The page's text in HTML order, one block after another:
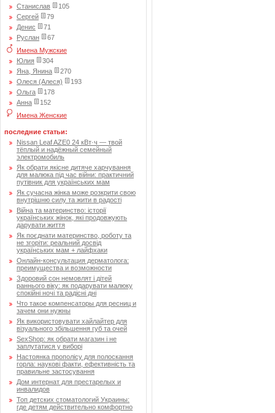
Станислав
105
Сергей
79
Денис
71
Руслан
67
Имена Мужские
Юлия
304
Яна, Янина
270
Олеся (Алеся)
193
Ольга
178
Анна
152
Имена Женские
последние статьи:
Nissan Leaf AZE0 24 кВт·ч — твой
тёплый и надёжный семейный
электромобиль
Як обрати якісне дитяче харчування
для малюка під час війни: практичний
путівник для українських мам
Як сучасна жінка може розкрити свою
внутрішню силу та жити в радості
Війна та материнство: історії
українських жінок, які продовжують
дарувати життя
Як поєднати материнство, роботу та
не згоріти: реальний досвід
українських мам + лайфхаки
Онлайн-консультация дерматолога:
преимущества и возможности
Здоровий сон немовлят і дітей
раннього віку: як подарувати малюку
спокійні ночі та радісні дні
Что такое компенсаторы для ресниц и
зачем они нужны
Як використовувати хайлайтер для
візуального збільшення губ та очей
SexShop: як обрати магазин і не
заплутатися у виборі
Настоянка прополісу для полоскання
горла: наукові факти, ефективність та
правильне застосування
Дом интернат для престарелых и
инвалидов
Топ детских стоматологий Украины:
где детям действительно комфортно